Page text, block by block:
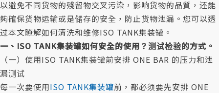
以避免不同货物的殘留物交叉污染，影响货物的品質，还能
夠確保货物运输或是储存的安全，防止货物泄漏。您可以透
过本文瞭解如何清洗和维修ISO TANK集装罐。
一、 ISO TANK集装罐如何安全的使用？测试检验的方式。
（一）使用ISO TANK集装罐前安排 ONE BAR 的压力和泄
漏测试
每一次要使用ISO TANK集装罐前，都必须要先安排 ONE